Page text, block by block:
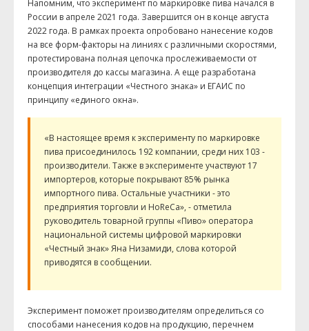
Напомним, что эксперимент по маркировке пива начался в
России в апреле 2021 года. Завершится он в конце августа
2022 года. В рамках проекта опробовано нанесение кодов
на все форм-факторы на линиях с различными скоростями,
протестирована полная цепочка прослеживаемости от
производителя до кассы магазина. А еще разработана
концепция интеграции «Честного знака» и ЕГАИС по
принципу «единого окна».
«В настоящее время к эксперименту по маркировке
пива присоединилось 192 компании, среди них 103 -
производители. Также в эксперименте участвуют 17
импортеров, которые покрывают 85% рынка
импортного пива. Остальные участники - это
предприятия торговли и HoReCa», - отметила
руководитель товарной группы «Пиво» оператора
национальной системы цифровой маркировки
«Честный знак» Яна Низамиди, слова которой
приводятся в сообщении.
Эксперимент поможет производителям определиться со
способами нанесения кодов на продукцию, перечнем